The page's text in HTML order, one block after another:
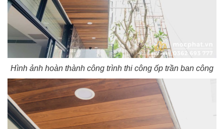
Hình ảnh hoàn thành công trình thi công ốp trần ban công